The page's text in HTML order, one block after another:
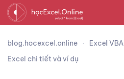
blog.hocexcel.online Excel VBA
Excel chi tiết và ví dụ